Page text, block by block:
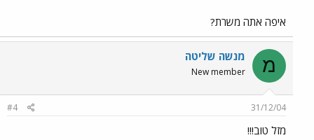
איפה אתה משרת?
מ מנשה שליטה
New member
31/12/04
#4
מזל טוב!!!